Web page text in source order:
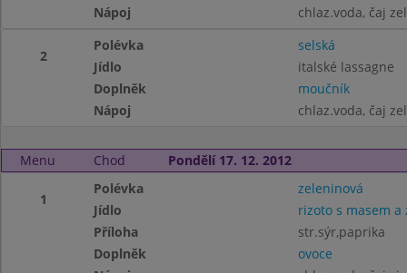
Nápoj
chlaz.voda, čaj
2
Polévka
selská
Jídlo
italské lassagne
Doplněk
moučník
Nápoj
chlaz.voda, čaj
Menu Chod Pondělí 17. 12. 2012
1
Polévka
zeleninová
Jídlo
rizoto s masem a
Příloha
str.sýr,paprika
Doplněk
ovoce